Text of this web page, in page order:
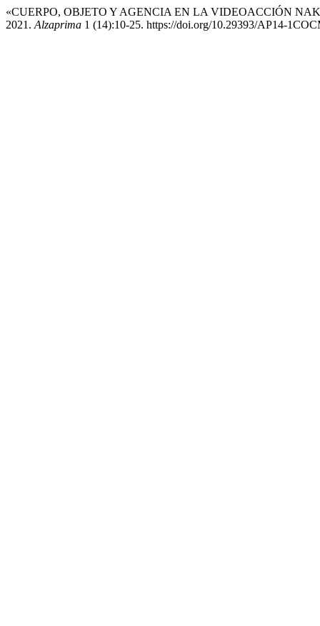
«CUERPO, OBJETO Y AGENCIA EN LA VIDEOACCIÓN
2021. Alzaprima 1 (14):10-25. https://doi.org/10.29393/AP14-